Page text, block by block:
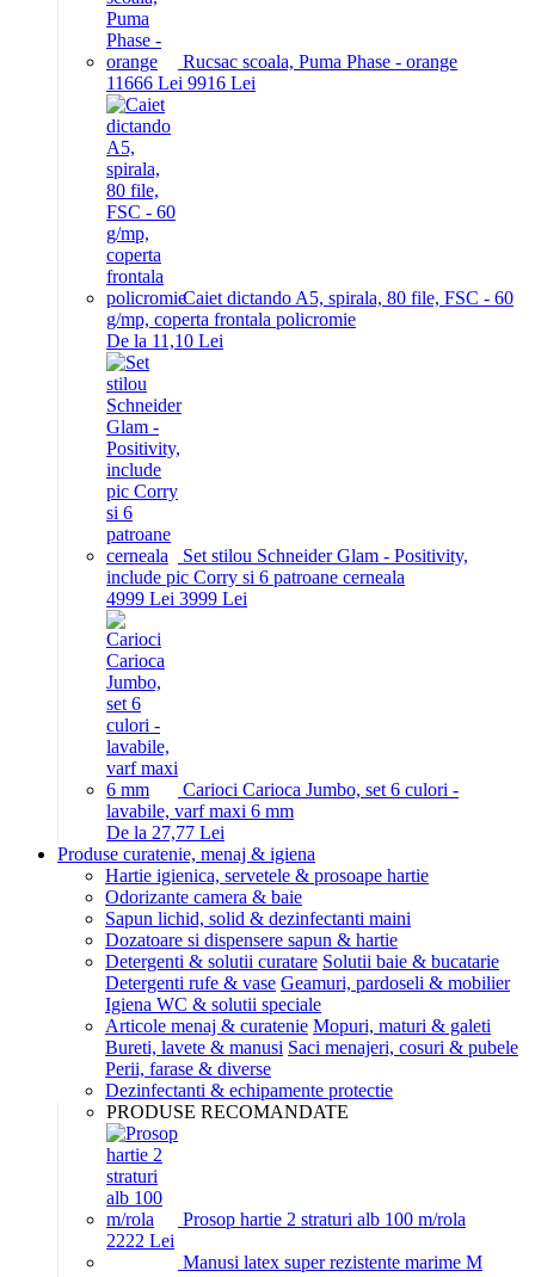
Rucsac scoala, Puma Phase - orange
11666 Lei 9916 Lei
Caiet dictando A5, spirala, 80 file, FSC - 60
g/mp, coperta frontala policromie
De la 11,10 Lei
Set stilou Schneider Glam - Positivity,
include pic Corry si 6 patroane cerneala
4999 Lei 3999 Lei
Carioci Carioca Jumbo, set 6 culori -
lavabile, varf maxi 6 mm
De la 27,77 Lei
Produse curatenie, menaj & igiena
Hartie igienica, servetele & prosoape hartie
Odorizante camera & baie
Sapun lichid, solid & dezinfectanti maini
Dozatoare si dispensere sapun & hartie
Detergenti & solutii curatare Solutii baie & bucatarie
Detergenti rufe & vase Geamuri, pardoseli & mobilier
Igiena WC & solutii speciale
Articole menaj & curatenie Mopuri, maturi & galeti
Bureti, lavete & manusi Saci menajeri, cosuri & pubele
Perii, farase & diverse
Dezinfectanti & echipamente protectie
PRODUSE RECOMANDATE
Prosop hartie 2 straturi alb 100 m/rola
2222 Lei
Manusi latex super rezistente marime M